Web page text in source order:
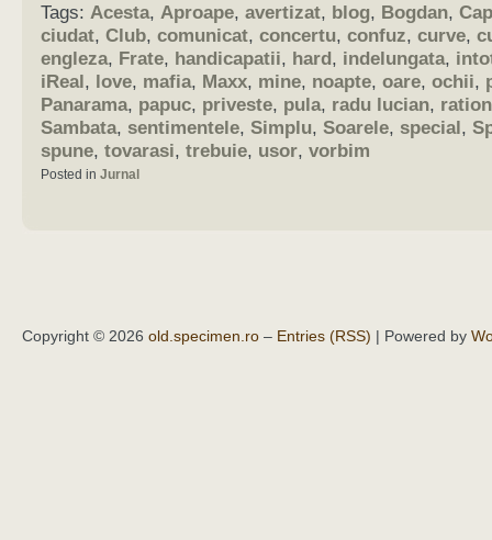
Tags: Acesta, Aproape, avertizat, blog, Bogdan,
ciudat, Club, comunicat, concertu, confuz, curve,
engleza, Frate, handicapatii, hard, indelungata,
iReal, love, mafia, Maxx, mine, noapte, oare, ochii,
Panarama, papuc, priveste, pula, radu lucian,
Sambata, sentimentele, Simplu, Soarele, special,
spune, tovarasi, trebuie, usor, vorbim
Posted in Jurnal
Copyright © 2026 old.specimen.ro – Entries (RSS) | Powered by